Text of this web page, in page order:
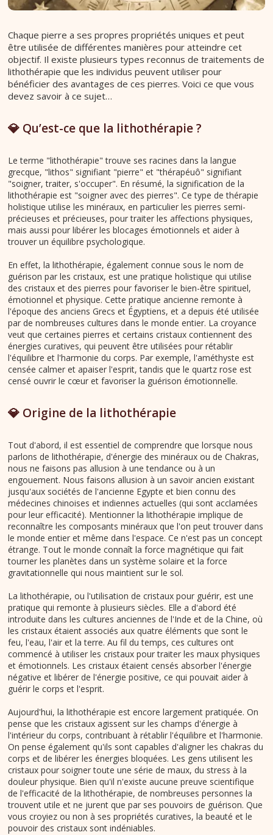
Chaque pierre a ses propres propriétés uniques et peut
être utilisée de différentes manières pour atteindre cet
objectif. Il existe plusieurs types reconnus de traitements de
lithothérapie que les individus peuvent utiliser pour
bénéficier des avantages de ces pierres. Voici ce que vous
devez savoir à ce sujet…
💎 Qu’est-ce que la lithothérapie ?
Le terme "lithothérapie" trouve ses racines dans la langue
grecque, "lithos" signifiant "pierre" et "thérapéuô" signifiant
"soigner, traiter, s'occuper". En résumé, la signification de la
lithothérapie est "soigner avec des pierres". Ce type de thérapie
holistique utilise les minéraux, en particulier les pierres semi-
précieuses et précieuses, pour traiter les affections physiques,
mais aussi pour libérer les blocages émotionnels et aider à
trouver un équilibre psychologique.
En effet, la lithothérapie, également connue sous le nom de
guérison par les cristaux, est une pratique holistique qui utilise
des cristaux et des pierres pour favoriser le bien-être spirituel,
émotionnel et physique. Cette pratique ancienne remonte à
l'époque des anciens Grecs et Égyptiens, et a depuis été utilisée
par de nombreuses cultures dans le monde entier. La croyance
veut que certaines pierres et certains cristaux contiennent des
énergies curatives, qui peuvent être utilisées pour rétablir
l'équilibre et l'harmonie du corps. Par exemple, l'améthyste est
censée calmer et apaiser l'esprit, tandis que le quartz rose est
censé ouvrir le cœur et favoriser la guérison émotionnelle.
💎 Origine de la lithothérapie
Tout d'abord, il est essentiel de comprendre que lorsque nous
parlons de lithothérapie, d'énergie des minéraux ou de Chakras,
nous ne faisons pas allusion à une tendance ou à un
engouement. Nous faisons allusion à un savoir ancien existant
jusqu'aux sociétés de l'ancienne Egypte et bien connu des
médecines chinoises et indiennes actuelles (qui sont acclamées
pour leur efficacité). Mentionner la lithothérapie implique de
reconnaître les composants minéraux que l'on peut trouver dans
le monde entier et même dans l'espace. Ce n'est pas un concept
étrange. Tout le monde connaît la force magnétique qui fait
tourner les planètes dans un système solaire et la force
gravitationnelle qui nous maintient sur le sol.
La lithothérapie, ou l'utilisation de cristaux pour guérir, est une
pratique qui remonte à plusieurs siècles. Elle a d'abord été
introduite dans les cultures anciennes de l'Inde et de la Chine, où
les cristaux étaient associés aux quatre éléments que sont le
feu, l'eau, l'air et la terre. Au fil du temps, ces cultures ont
commencé à utiliser les cristaux pour traiter les maux physiques
et émotionnels. Les cristaux étaient censés absorber l'énergie
négative et libérer de l'énergie positive, ce qui pouvait aider à
guérir le corps et l'esprit.
Aujourd'hui, la lithothérapie est encore largement pratiquée. On
pense que les cristaux agissent sur les champs d'énergie à
l'intérieur du corps, contribuant à rétablir l'équilibre et l'harmonie.
On pense également qu'ils sont capables d'aligner les chakras du
corps et de libérer les énergies bloquées. Les gens utilisent les
cristaux pour soigner toute une série de maux, du stress à la
douleur physique. Bien qu'il n'existe aucune preuve scientifique
de l'efficacité de la lithothérapie, de nombreuses personnes la
trouvent utile et ne jurent que par ses pouvoirs de guérison. Que
vous croyiez ou non à ses propriétés curatives, la beauté et le
pouvoir des cristaux sont indéniables.